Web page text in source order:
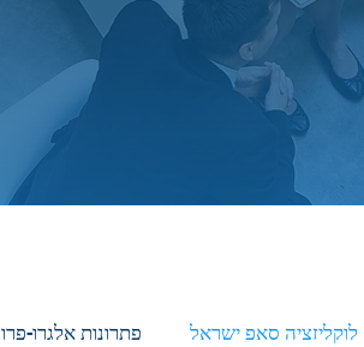
לוקליזציה סאפ ישראל פתרונות אלגרו-פרו